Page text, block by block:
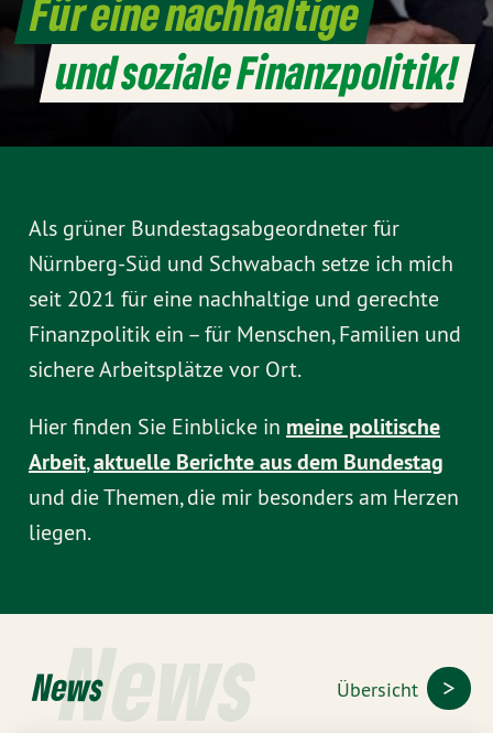
Für eine nachhaltige
und soziale Finanzpolitik!
Als grüner Bundestagsabgeordneter für
Nürnberg-Süd und Schwabach setze ich mich
seit 2021 für eine nachhaltige und gerechte
Finanzpolitik ein – für Menschen, Familien und
sichere Arbeitsplätze vor Ort.
Hier finden Sie Einblicke in meine politische
Arbeit,aktuelle Berichte aus dem Bundestag
und die Themen, die mir besonders am Herzen
liegen.
News
News Übersicht